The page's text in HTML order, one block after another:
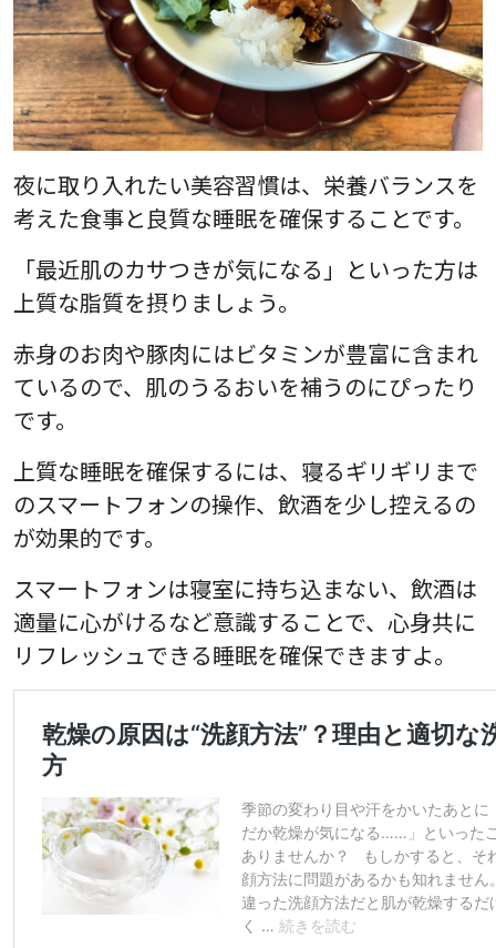
夜に取り入れたい美容習慣は、栄養バランスを
考えた食事と良質な睡眠を確保することです。
「最近肌のカサつきが気になる」といった方は
上質な脂質を摂りましょう。
赤身のお肉や豚肉にはビタミンが豊富に含まれ
ているので、肌のうるおいを補うのにぴったり
です。
上質な睡眠を確保するには、寝るギリギリまで
のスマートフォンの操作、飲酒を少し控えるの
が効果的です。
スマートフォンは寝室に持ち込まない、飲酒は
適量に心がけるなど意識することで、心身共に
リフレッシュできる睡眠を確保できますよ。